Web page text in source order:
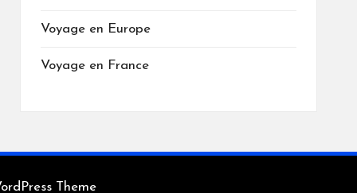
Voyage en Europe
Voyage en France
Theme